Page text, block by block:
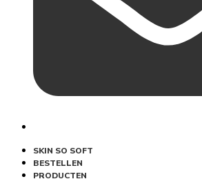
SKIN SO SOFT
BESTELLEN
PRODUCTEN